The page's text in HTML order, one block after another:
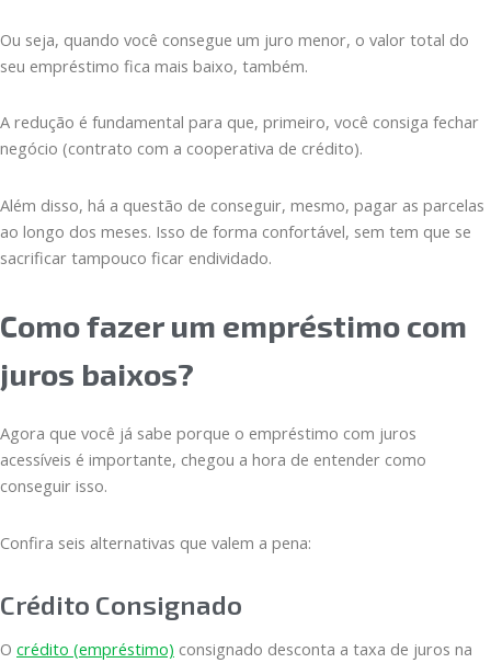
Ou seja, quando você consegue um juro menor, o valor total do
seu empréstimo fica mais baixo, também.
A redução é fundamental para que, primeiro, você consiga fechar
negócio (contrato com a cooperativa de crédito).
Além disso, há a questão de conseguir, mesmo, pagar as parcelas
ao longo dos meses. Isso de forma confortável, sem tem que se
sacrificar tampouco ficar endividado.
Como fazer um empréstimo com
juros baixos?
Agora que você já sabe porque o empréstimo com juros
acessíveis é importante, chegou a hora de entender como
conseguir isso.
Confira seis alternativas que valem a pena:
Crédito Consignado
O crédito (empréstimo) consignado desconta a taxa de juros na